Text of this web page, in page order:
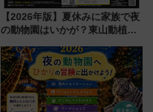
【2026年版】夏休みに家族で夜
の動物園はいかが？東山動植物
ZOO」開催情報